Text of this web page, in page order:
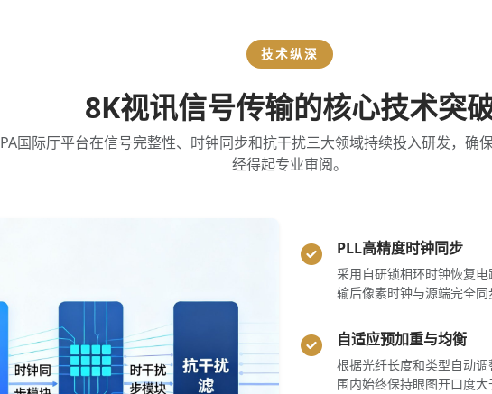
技术纵深
8K视讯信号传输的核心技术突
PA国际厅平台在信号完整性、时钟同步和抗干扰三大领域持续投入研发，确
经得起专业审阅。
PLL高精度时钟同步
采用自研锁相环时钟恢复
输后像素时钟与源端完全同
自适应预加重与均衡
根据光纤长度和类型自动
围内始终保持眼图开口度大